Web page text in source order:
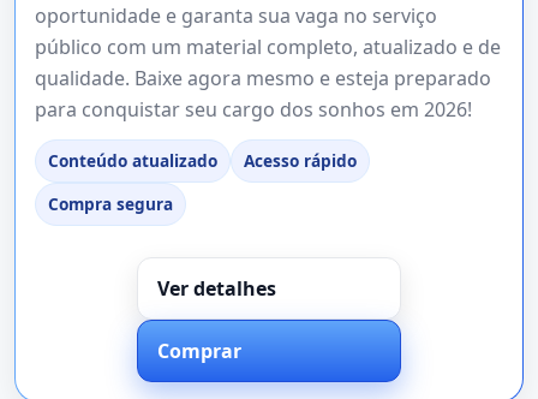
oportunidade e garanta sua vaga no serviço
público com um material completo, atualizado e de
qualidade. Baixe agora mesmo e esteja preparado
para conquistar seu cargo dos sonhos em 2026!
Conteúdo atualizado
Acesso rápido
Compra segura
Ver detalhes
Comprar